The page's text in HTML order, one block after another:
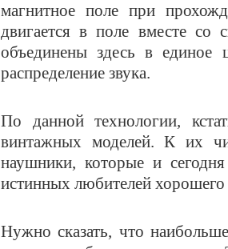
магнитное поле при
двигается в поле вместе
объединены здесь в единое
распределение звука.
По данной технологии,
винтажных моделей. К их
наушники, которые и
истинных любителей хорошего
Нужно сказать, что